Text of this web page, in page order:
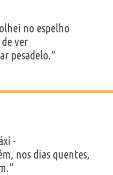
no espelho
ver
pesadelo.”
-
nos dias quentes,